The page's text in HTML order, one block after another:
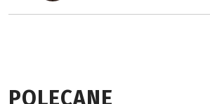
POLECANE